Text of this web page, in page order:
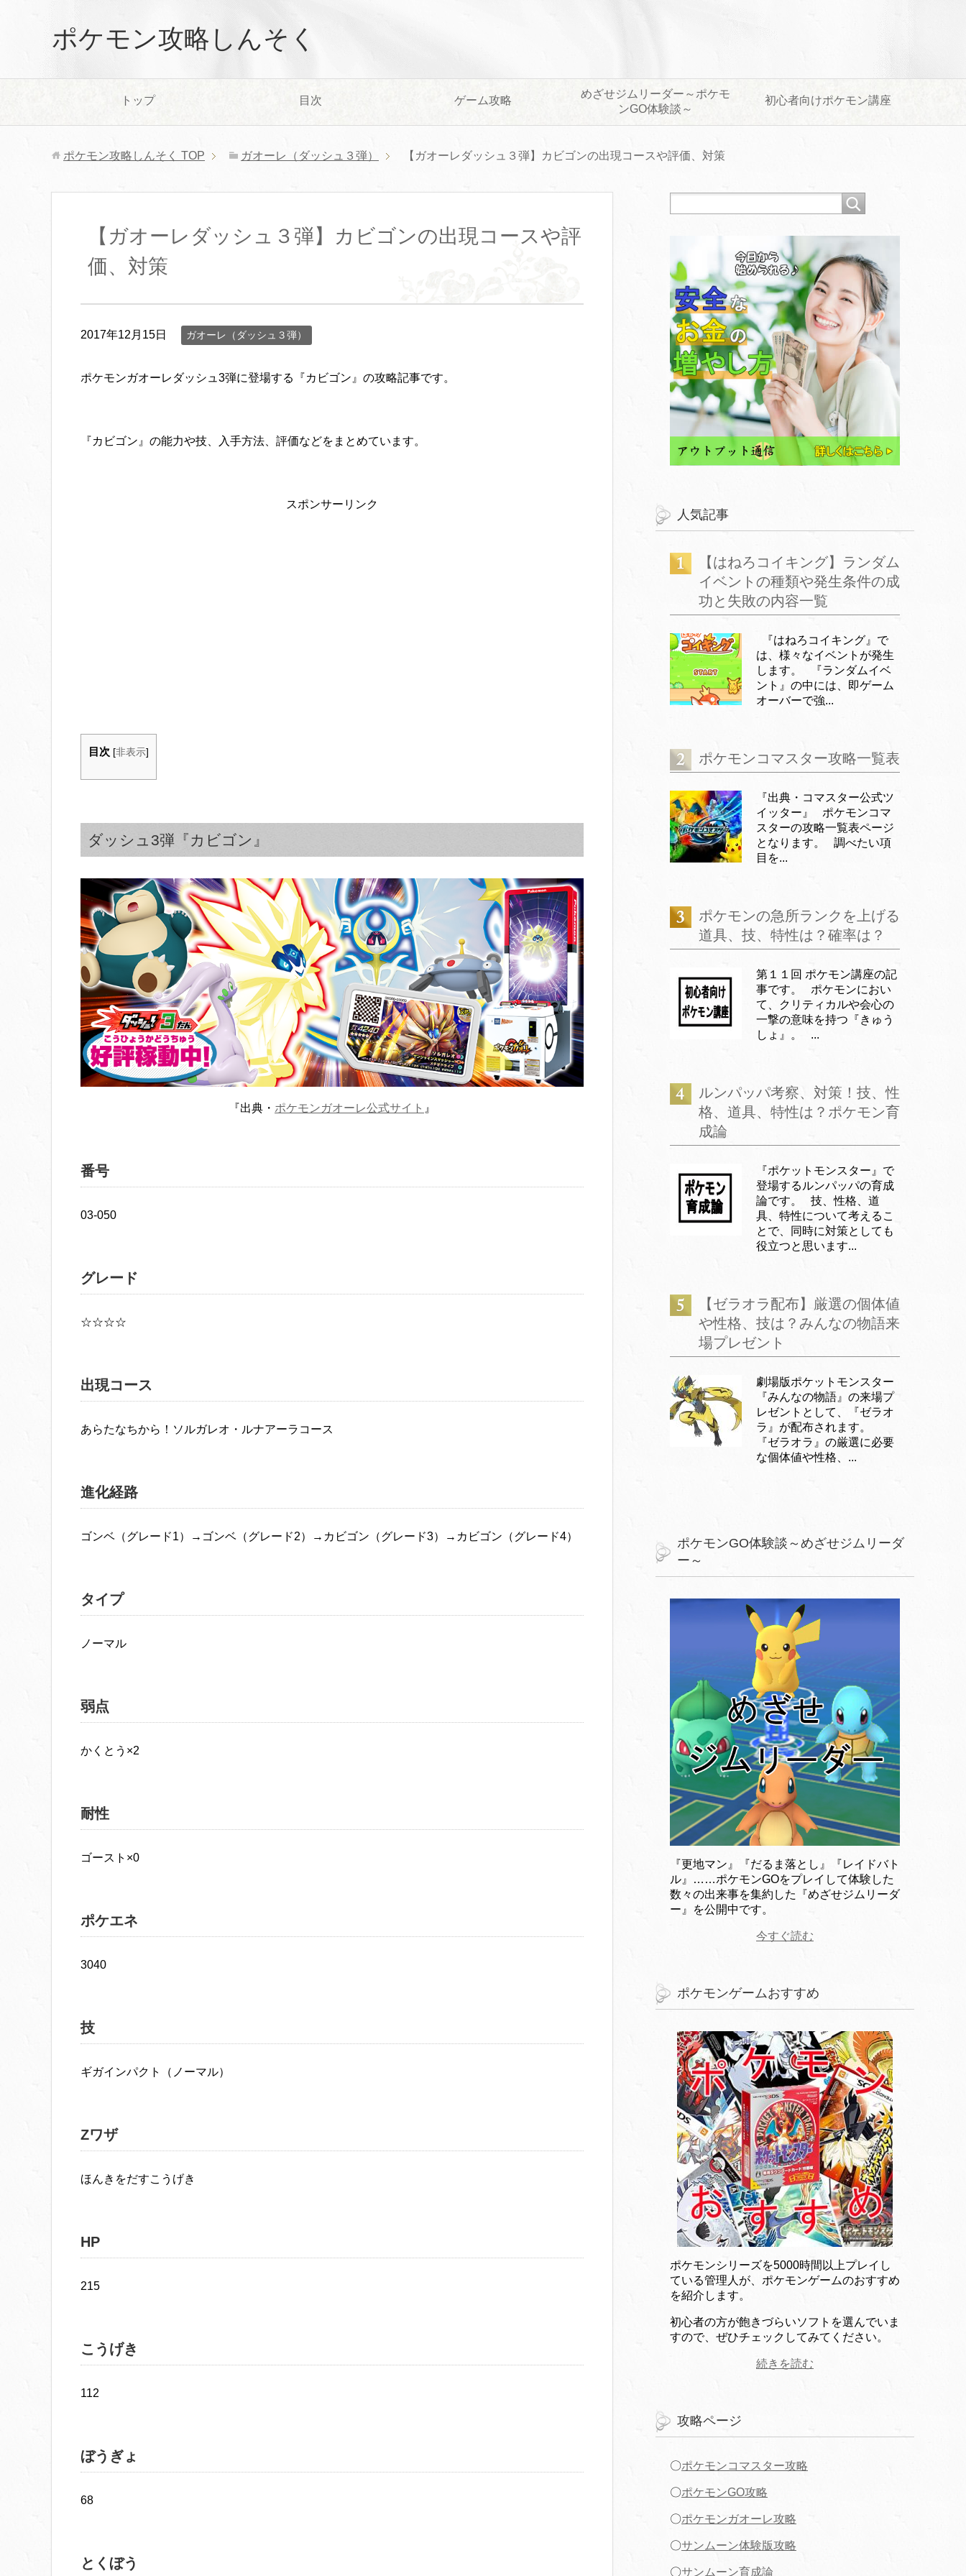
ポケモン攻略しんそく
トップ 目次 ゲーム攻略
めざせジムリーダー～ポケモ
ンGO体験談～
初心者向けポケモン講座
ポケモン攻略しんそく TOP ガオーレ（ダッシュ３弾） 【ガオーレダッシュ３弾】カビゴンの出現コースや評価、対策
【ガオーレダッシュ３弾】カビゴンの出現コースや評
価、対策
2017年12月15日 ガオーレ（ダッシュ３弾）
ポケモンガオーレダッシュ3弾に登場する『カビゴン』の攻略記事です。
『カビゴン』の能力や技、入手方法、評価などをまとめています。
スポンサーリンク
目次 [非表示]
ダッシュ3弾『カビゴン』
『出典・ ポケモンガオーレ公式サイト 』
番号
03-050
グレード
☆☆☆☆
出現コース
あらたなちから！ソルガレオ・ルナアーラコース
進化経路
ゴンベ（グレード1）→ゴンベ（グレード2）→カビゴン（グレード3）→カビゴン（グレード4）
タイプ
ノーマル
弱点
かくとう×2
耐性
ゴースト×0
ポケエネ
3040
技
ギガインパクト（ノーマル）
Zワザ
ほんきをだすこうげき
HP
215
こうげき
112
ぼうぎょ
68
とくぼう
人気記事
【はねろコイキング】ランダム
イベントの種類や発生条件の成
功と失敗の内容一覧
『はねろコイキング』で
は、様々なイベントが発生
します。 『ランダムイベ
ント』の中には、即ゲーム
オーバーで強...
ポケモンコマスター攻略一覧表
『出典・コマスター公式ツ
イッター』 ポケモンコマ
スターの攻略一覧表ページ
となります。 調べたい項
目を...
ポケモンの急所ランクを上げる
道具、技、特性は？確率は？
第１１回 ポケモン講座の記
事です。 ポケモンにおい
て、クリティカルや会心の
一撃の意味を持つ『きゅう
しょ』。 ...
ルンパッパ考察、対策！技、性
格、道具、特性は？ポケモン育
成論
『ポケットモンスター』で
登場するルンパッパの育成
論です。 技、性格、道
具、特性について考えるこ
とで、同時に対策としても
役立つと思います...
【ゼラオラ配布】厳選の個体値
や性格、技は？みんなの物語来
場プレゼント
劇場版ポケットモンスター
『みんなの物語』の来場プ
レゼントとして、『ゼラオ
ラ』が配布されます。
『ゼラオラ』の厳選に必要
な個体値や性格、...
ポケモンGO体験談～めざせジムリーダ
ー～
『更地マン』『だるま落とし』『レイドバト
ル』……ポケモンGOをプレイして体験した
数々の出来事を集約した『めざせジムリーダ
ー』を公開中です。
今すぐ読む
ポケモンゲームおすすめ
ポケモンシリーズを5000時間以上プレイし
ている管理人が、ポケモンゲームのおすすめ
を紹介します。
初心者の方が飽きづらいソフトを選んでいま
すので、ぜひチェックしてみてください。
続きを読む
攻略ページ
〇ポケモンコマスター攻略
〇ポケモンGO攻略
〇ポケモンガオーレ攻略
〇サンムーン体験版攻略
〇サンムーン育成論